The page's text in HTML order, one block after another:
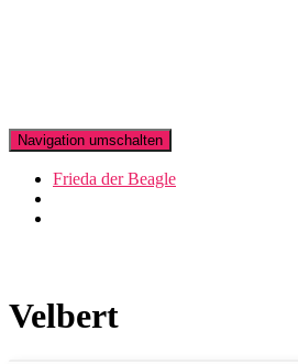
Navigation umschalten
Frieda der Beagle
Velbert